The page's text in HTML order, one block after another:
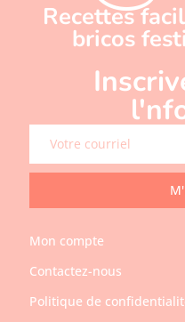
Recettes
bricos
Mon compte
Contactez-nous
Politique de